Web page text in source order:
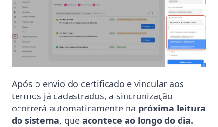
Após o envio do certificado e vincular aos
termos já cadastrados, a sincronização
ocorrerá automaticamente na próxima leitura
do sistema, que acontece ao longo do dia.